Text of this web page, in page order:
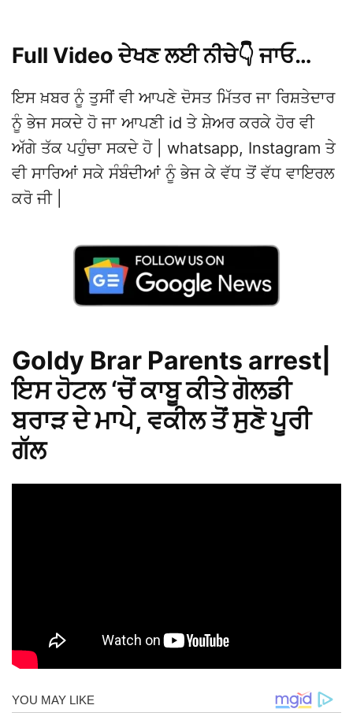
Full Video ਦੇਖਣ ਲਈ ਨੀਚੇ👇 ਜਾਓ…
ਇਸ ਖ਼ਬਰ ਨੂੰ ਤੁਸੀਂ ਵੀ ਆਪਣੇ ਦੋਸਤ ਮਿੱਤਰ ਜਾ ਰਿਸ਼ਤੇਦਾਰ
ਨੂੰ ਭੇਜ ਸਕਦੇ ਹੋ ਜਾ ਆਪਣੀ id ਤੇ ਸ਼ੇਅਰ ਕਰਕੇ ਹੋਰ ਵੀ
ਅੱਗੇ ਤੱਕ ਪਹੁੰਚਾ ਸਕਦੇ ਹੋ | whatsapp, Instagram ਤੇ
ਵੀ ਸਾਰਿਆਂ ਸਕੇ ਸੰਬੰਦੀਆਂ ਨੂੰ ਭੇਜ ਕੇ ਵੱਧ ਤੋਂ ਵੱਧ ਵਾਇਰਲ
ਕਰੋ ਜੀ |
Goldy Brar Parents arrest|
ਇਸ ਹੋਟਲ ‘ਚੋਂ ਕਾਬੂ ਕੀਤੇ ਗੋਲਡੀ
ਬਰਾੜ ਦੇ ਮਾਪੇ, ਵਕੀਲ ਤੋਂ ਸੁਣੋ ਪੂਰੀ
ਗੱਲ